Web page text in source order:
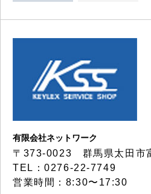
有限会社ネットワーク
〒373-0023 群馬県太田市
TEL：0276-22-7749
営業時間：8:30〜17:30